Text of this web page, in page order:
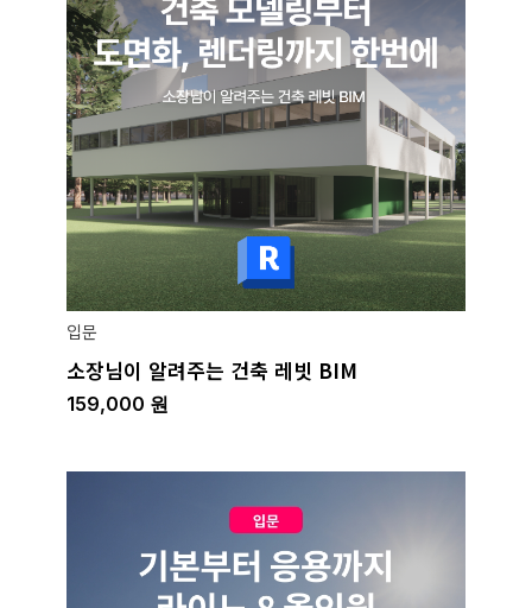
입문
소장님이 알려주는 건축 레빗 BIM
159,000 원